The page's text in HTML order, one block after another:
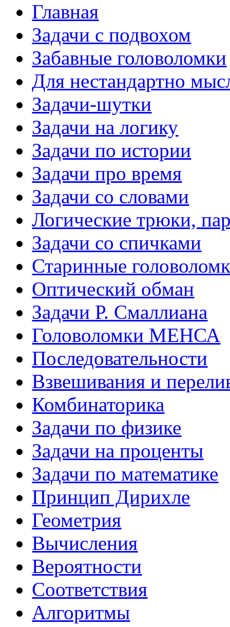
Главная
Задачи с подвохом
Забавные головоломки
Для нестандартно
Задачи-шутки
Задачи на логику
Задачи по истории
Задачи про время
Задачи со словами
Логические трюки,
Задачи со спичками
Старинные
Оптический обман
Задачи Р. Смаллиана
Головоломки МЕНСА
Последовательности
Взвешивания и
Комбинаторика
Задачи по физике
Задачи на проценты
Задачи по математике
Принцип Дирихле
Геометрия
Вычисления
Вероятности
Соответствия
Алгоритмы